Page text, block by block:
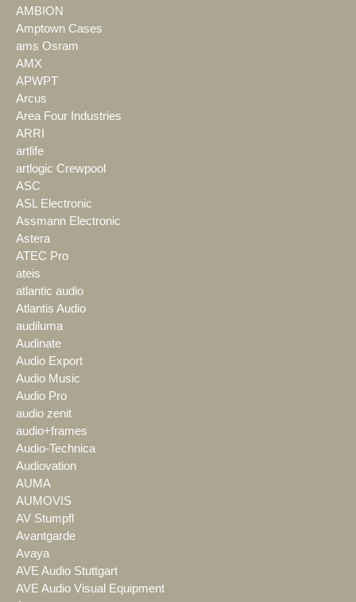
AMBION
Amptown Cases
ams Osram
AMX
APWPT
Arcus
Area Four Industries
ARRI
artlife
artlogic Crewpool
ASC
ASL Electronic
Assmann Electronic
Astera
ATEC Pro
ateis
atlantic audio
Atlantis Audio
audiluma
Audinate
Audio Export
Audio Music
Audio Pro
audio zenit
audio+frames
Audio-Technica
Audiovation
AUMA
AUMOVIS
AV Stumpfl
Avantgarde
Avaya
AVE Audio Stuttgart
AVE Audio Visual Equipment